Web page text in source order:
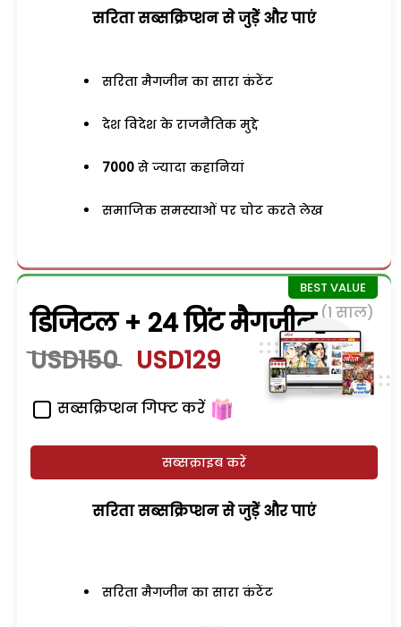
सरिता सब्सक्रिप्शन से जुड़ेें और पाएं
सरिता मैगजीन का सारा कंटेंट
देश विदेश के राजनैतिक मुद्दे
7000 से ज्यादा कहानियां
समाजिक समस्याओं पर चोट करते लेख
डिजिटल + 24 प्रिंट मैगजीन (1 साल)
USD150 USD129
सब्सक्रिप्शन गिफ्ट करें
सब्सक्राइब करें
सरिता सब्सक्रिप्शन से जुड़ेें और पाएं
सरिता मैगजीन का सारा कंटेंट